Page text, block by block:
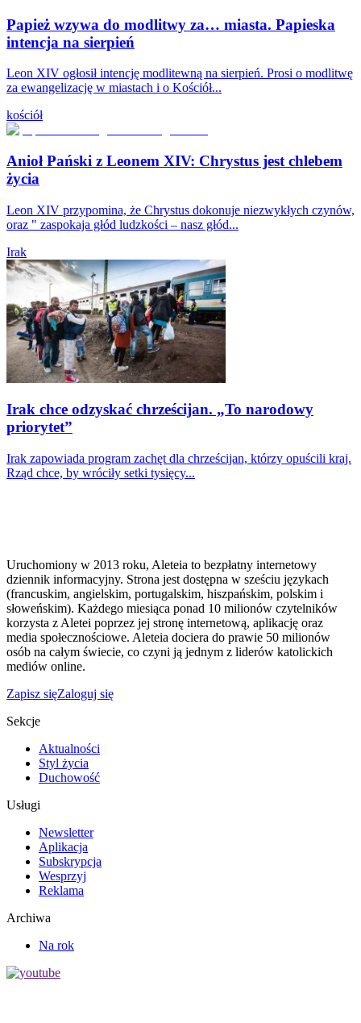
Papież wzywa do modlitwy za… miasta. Papieska
intencja na sierpień
Leon XIV ogłosił intencję modlitewną na sierpień. Prosi o modlitwę
za ewangelizację w miastach i o Kościół...
kościół
Anioł Pański z Leonem XIV: Chrystus jest chlebem
życia
Leon XIV przypomina, że Chrystus dokonuje niezwykłych czynów,
oraz " zaspokaja głód ludzkości – nasz głód...
Irak
Irak chce odzyskać chrześcijan. „To narodowy
priorytet”
Irak zapowiada program zachęt dla chrześcijan, którzy opuścili kraj.
Rząd chce, by wróciły setki tysięcy...
Uruchomiony w 2013 roku, Aleteia to bezpłatny internetowy
dziennik informacyjny. Strona jest dostępna w sześciu językach
(francuskim, angielskim, portugalskim, hiszpańskim, polskim i
słoweńskim). Każdego miesiąca ponad 10 milionów czytelników
korzysta z Aletei poprzez jej stronę internetową, aplikację oraz
media społecznościowe. Aleteia dociera do prawie 50 milionów
osób na całym świecie, co czyni ją jednym z liderów katolickich
mediów online.
Zapisz sięZaloguj się
Sekcje
Aktualności
Styl życia
Duchowość
Usługi
Newsletter
Aplikacja
Subskrypcja
Wesprzyj
Reklama
Archiwa
Na rok